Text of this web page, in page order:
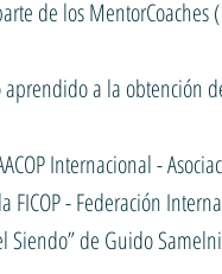
de los MentorCoaches
a la obtención
Internacional -
FICOP - Federación
Siendo” de Guido